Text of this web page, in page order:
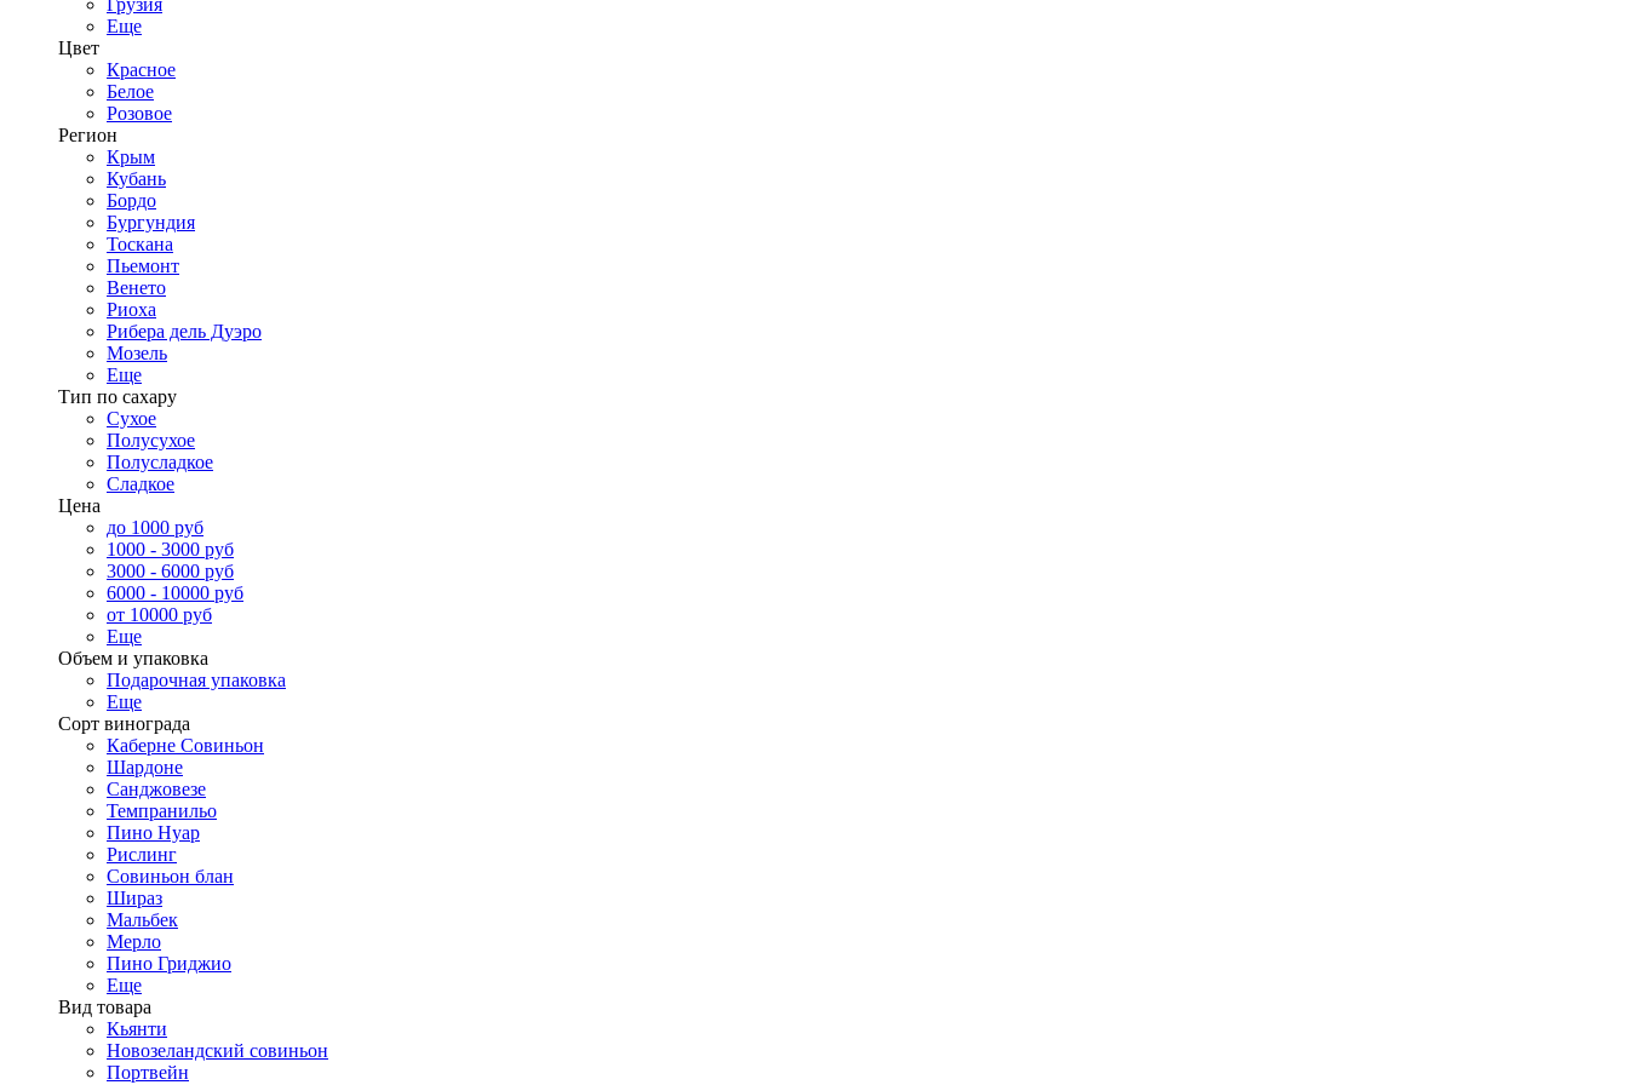
Грузия
Еще
Цвет
Красное
Белое
Розовое
Регион
Крым
Кубань
Бордо
Бургундия
Тоскана
Пьемонт
Венето
Риоха
Рибера дель Дуэро
Мозель
Еще
Тип по сахару
Сухое
Полусухое
Полусладкое
Сладкое
Цена
до 1000 руб
1000 - 3000 руб
3000 - 6000 руб
6000 - 10000 руб
от 10000 руб
Еще
Объем и упаковка
Подарочная упаковка
Еще
Сорт винограда
Каберне Совиньон
Шардоне
Санджовезе
Темпранильо
Пино Нуар
Рислинг
Совиньон блан
Шираз
Мальбек
Мерло
Пино Гриджио
Еще
Вид товара
Кьянти
Новозеландский совиньон
Портвейн